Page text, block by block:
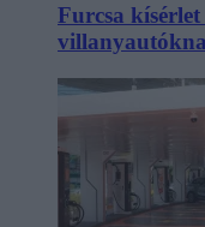
Furcsa